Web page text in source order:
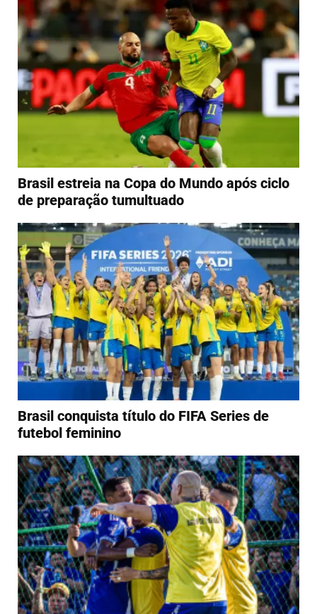
Brasil estreia na Copa do Mundo após ciclo
de preparação tumultuado
Brasil conquista título do FIFA Series de
futebol feminino